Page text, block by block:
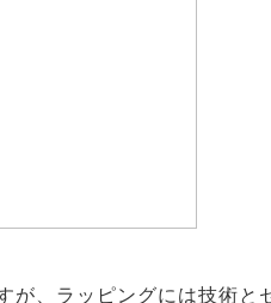
が、ラッピングには技術と